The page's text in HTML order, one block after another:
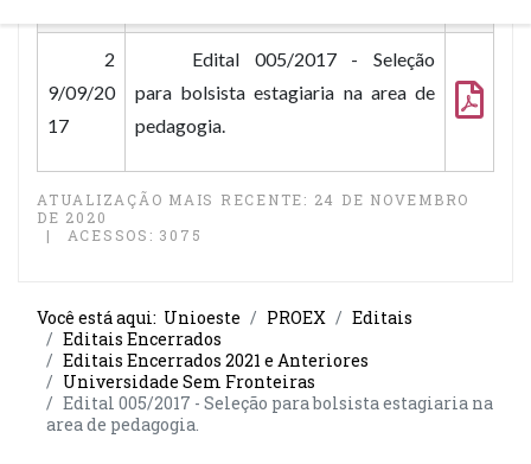
2
9/09/20
17
Edital 005/2017 - Seleção
para bolsista estagiaria na area de
pedagogia.
ATUALIZAÇÃO MAIS RECENTE: 24 DE NOVEMBRO
DE 2020
ACESSOS: 3075
Você está aqui: Unioeste PROEX
Editais
Editais Encerrados
Editais Encerrados 2021 e Anteriores
Universidade Sem Fronteiras
Edital 005/2017 - Seleção para bolsista estagiaria na
area de pedagogia.